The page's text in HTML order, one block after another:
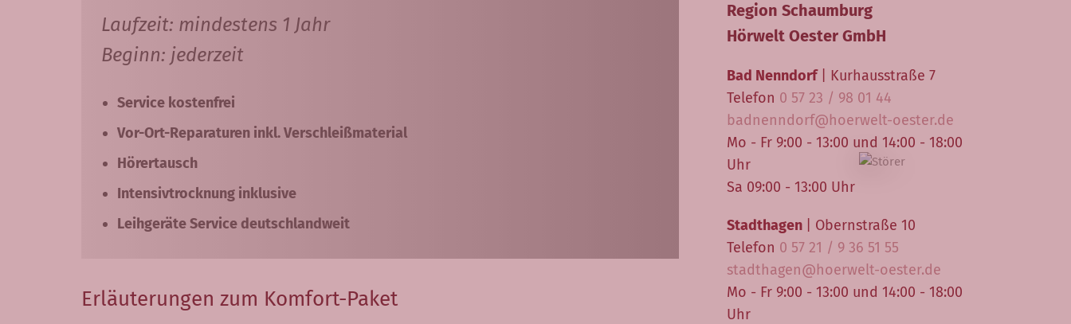
Laufzeit: mindestens 1 Jahr
Beginn: jederzeit
Service kostenfrei
Vor-Ort-Reparaturen inkl. Verschleißmaterial
Hörertausch
Intensivtrocknung inklusive
Leihgeräte Service deutschlandweit
Erläuterungen zum Komfort-Paket
Region Schaumburg
Hörwelt Oester GmbH
Bad Nenndorf| Kurhausstraße 7
Telefon 0 57 23 / 98 01 44
badnenndorf@hoerwelt-oester.de
Mo - Fr 9:00 - 13:00 und 14:00 - 18:00
Uhr
Sa 09:00 - 13:00 Uhr
Stadthagen
| Obernstraße 10
Telefon 0 57 21 / 9 36 51 55
stadthagen@hoerwelt-oester.de
Mo - Fr 9:00 - 13:00 und 14:00 - 18:00
Uhr